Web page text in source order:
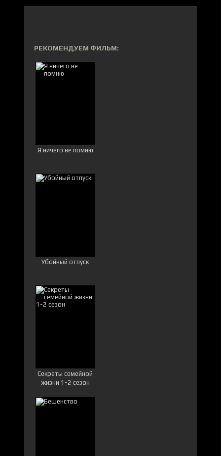
РЕКОМЕНДУЕМ ФИЛЬМ:
Я ничего не помню
Убойный отпуск
Секреты семейной
жизни 1-2 сезон